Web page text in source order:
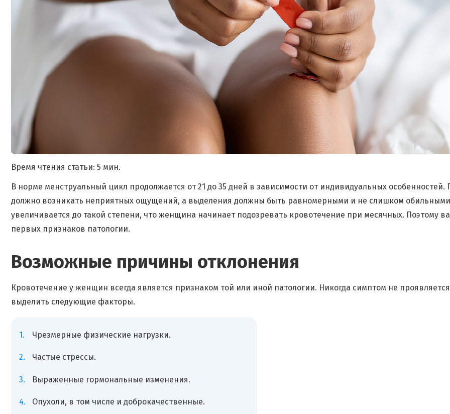
Время чтения статьи: 5 мин.
В норме менструальный цикл продолжается от 21 до 35 дней в зависимости от индивидуальных
должно возникать неприятных ощущений, а выделения должны быть равномерными и не слишком
увеличивается до такой степени, что женщина начинает подозревать кровотечение при месячных. Поэтому
первых признаков патологии.
Возможные причины отклонения
Кровотечение у женщин всегда является признаком той или иной патологии. Никогда симптом не
выделить следующие факторы.
Чрезмерные физические нагрузки.
Частые стрессы.
Выраженные гормональные изменения.
Опухоли, в том числе и доброкачественные.